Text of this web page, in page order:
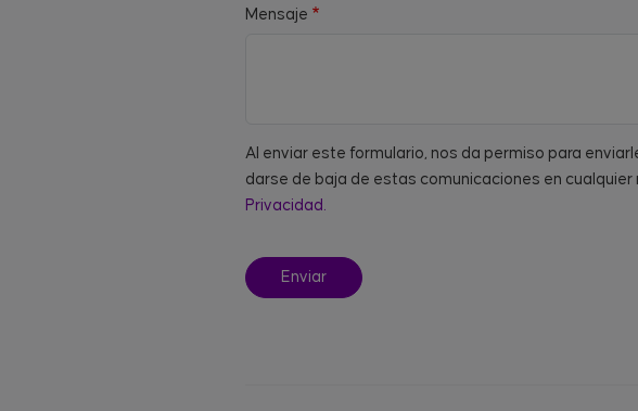
Mensaje
Al enviar este formulario, nos da permiso para
darse de baja de estas comunicaciones en
Privacidad.